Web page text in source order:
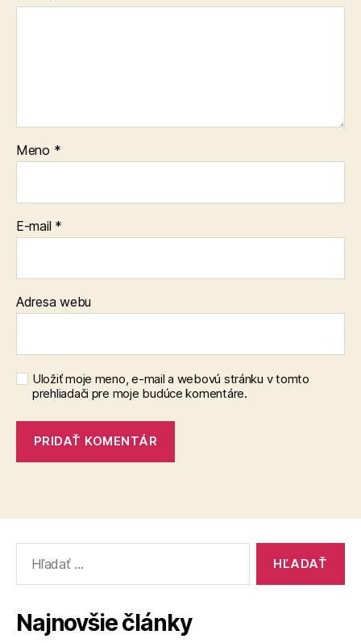
Meno *
E-mail *
Adresa webu
Uložiť moje meno, e-mail a webovú stránku v tomto
prehliadači pre moje budúce komentáre.
Najnovšie články